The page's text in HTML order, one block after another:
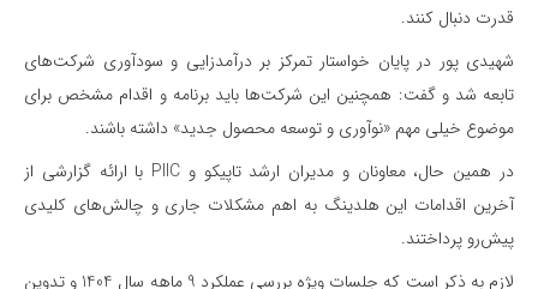
قدرت دنبال کنند.
شهیدی پور در پایان خواستار تمرکز بر درآمدزایی و سودآوری شرکت‌های
تابعه شد و گفت: همچنین این شرکت‌ها باید برنامه و اقدام مشخص برای
موضوع خیلی مهم «نوآوری و توسعه محصول جدید» داشته باشند.
در همین حال، معاونان و مدیران ارشد تاپیکو و PIIC با ارائه گزارشی از
آخرین اقدامات این هلدینگ به اهم مشکلات جاری و چالش‌های‌ کلیدی
پیش‌رو پرداختند.
لازم به ذکر است که جلسات ویژه بررسی عملکرد 9 ماهه سال 1404 و تدوین